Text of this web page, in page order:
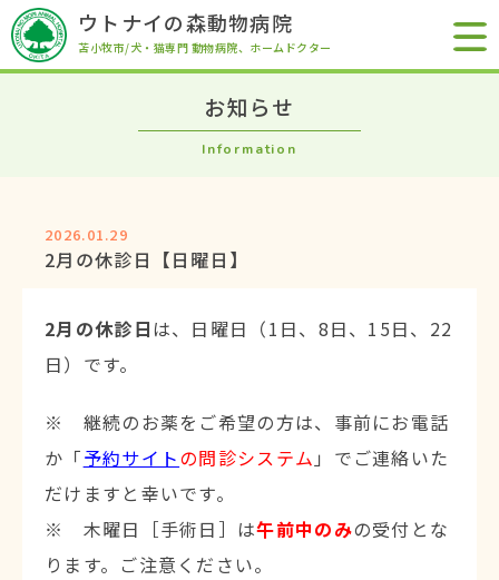
ウトナイの森動物病院
苫小牧市/犬・猫専門 動物病院、ホームドクター
お知らせ
Information
2026.01.29
2月の休診日【日曜日】
2月の休診日は、日曜日（1日、8日、15日、22
日）です。
※ 継続のお薬をご希望の方は、事前にお電話
か「予約サイトの問診システム 」でご連絡いた
だけますと幸いです。
※ 木曜日［手術日］は午前中のみの受付とな
ります。ご注意ください。